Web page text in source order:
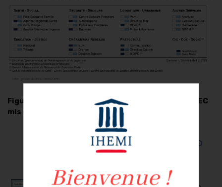
Figure 2 : Contexte géo-spatial du dispositif ORSEC
mis en place lors des ouragans de 2017